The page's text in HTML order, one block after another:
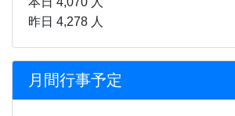
７、８月行事予定表.pdf
香川県立高松南高等学校